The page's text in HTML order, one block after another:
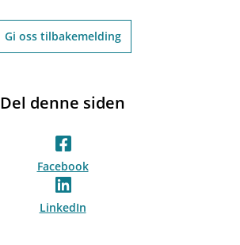
Gi oss tilbakemelding
Del denne siden
Facebook
LinkedIn